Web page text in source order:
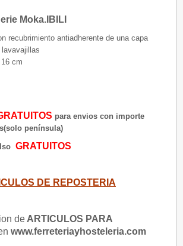
Moka.IBILI
recubrimiento antiadherente de una capa
cm
para envios con importe
península)
GRATUITOS
DE REPOSTERIA
de ARTICULOS PARA
www.ferreteriayhosteleria.com